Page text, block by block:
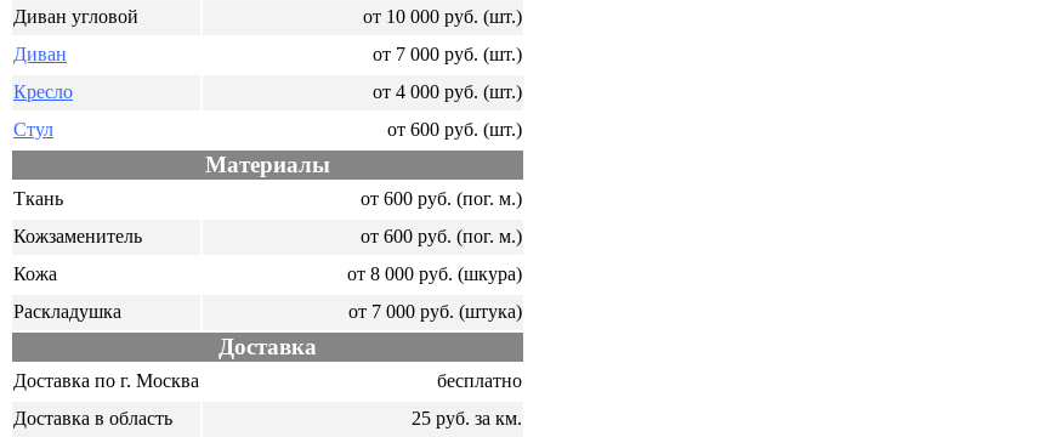
Диван угловой
от 10 000 руб. (шт.)
Диван
от 7 000 руб. (шт.)
Кресло
от 4 000 руб. (шт.)
Стул
от 600 руб. (шт.)
Материалы
Ткань
от 600 руб. (пог. м.)
Кожзаменитель
от 600 руб. (пог. м.)
Кожа
от 8 000 руб. (шкура)
Раскладушка
от 7 000 руб. (штука)
Доставка
Доставка по г. Москва
бесплатно
Доставка в область
25 руб. за км.